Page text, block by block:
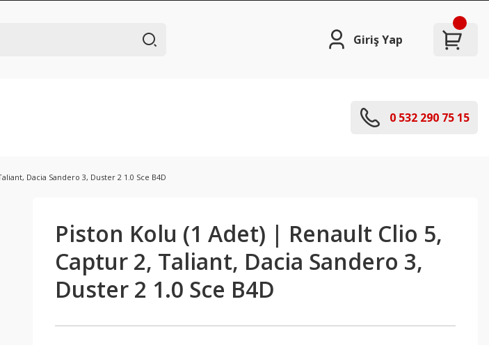
Giriş Yap
0 532 290 75 15
Dacia Sandero 3, Duster 2 1.0 Sce B4D
Piston Kolu (1 Adet) | Renault Clio 5,
Captur 2, Taliant, Dacia Sandero 3,
Duster 2 1.0 Sce B4D